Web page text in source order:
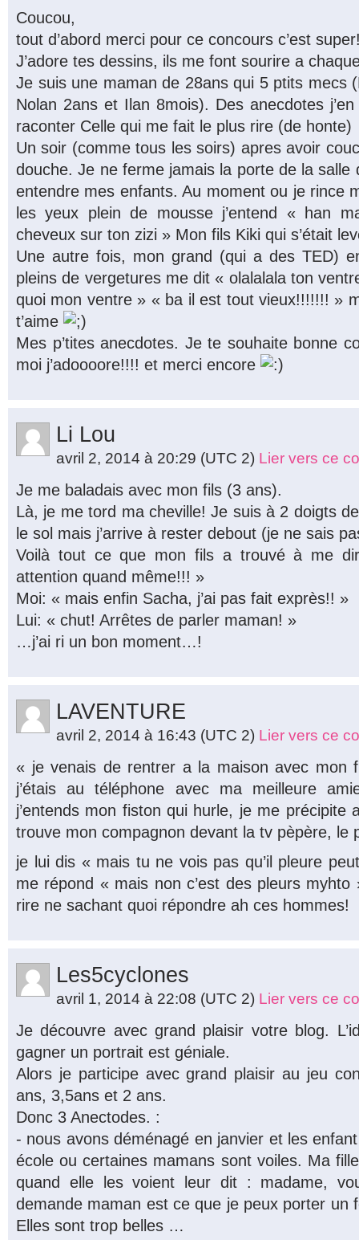
Coucou,
tout d’abord merci pour ce concours c’est
J’adore tes dessins, ils me font sourire a
Je suis une maman de 28ans qui 5 ptits mecs
Nolan 2ans et Ilan 8mois). Des anecdotes
raconter Celle qui me fait le plus rire (de honte)
Un soir (comme tous les soirs) apres avoir
douche. Je ne ferme jamais la porte de la salle
entendre mes enfants. Au moment ou je rince
les yeux plein de mousse j’entend « han
cheveux sur ton zizi » Mon fils Kiki qui s’était
Une autre fois, mon grand (qui a des TED)
pleins de vergetures me dit « olalalala ton
quoi mon ventre » « ba il est tout vieux!!!!!!! »
t’aime
Mes p’tites anecdotes. Je te souhaite bonne
moi j’adoooore!!!! et merci encore
Li Lou
avril 2, 2014 à 20:29 (UTC 2) Lier vers ce
Je me baladais avec mon fils (3 ans).
Là, je me tord ma cheville! Je suis à 2 doigts
le sol mais j’arrive à rester debout (je ne sais
Voilà tout ce que mon fils a trouvé à me
attention quand même!!! »
Moi: « mais enfin Sacha, j’ai pas fait exprès!! »
Lui: « chut! Arrêtes de parler maman! »
…j’ai ri un bon moment…!
LAVENTURE
avril 2, 2014 à 16:43 (UTC 2) Lier vers ce
« je venais de rentrer a la maison avec mon
j’étais au téléphone avec ma meilleure
j’entends mon fiston qui hurle, je me précipite
trouve mon compagnon devant la tv pèpère, le
je lui dis « mais tu ne vois pas qu’il pleure
me répond « mais non c’est des pleurs myhto
rire ne sachant quoi répondre ah ces hommes!
Les5cyclones
avril 1, 2014 à 22:08 (UTC 2) Lier vers ce
Je découvre avec grand plaisir votre blog.
gagner un portrait est géniale.
Alors je participe avec grand plaisir au jeu
ans, 3,5ans et 2 ans.
Donc 3 Anectodes. :
- nous avons déménagé en janvier et les
école ou certaines mamans sont voiles. Ma
quand elle les voient leur dit : madame,
demande maman est ce que je peux porter un
Elles sont trop belles …